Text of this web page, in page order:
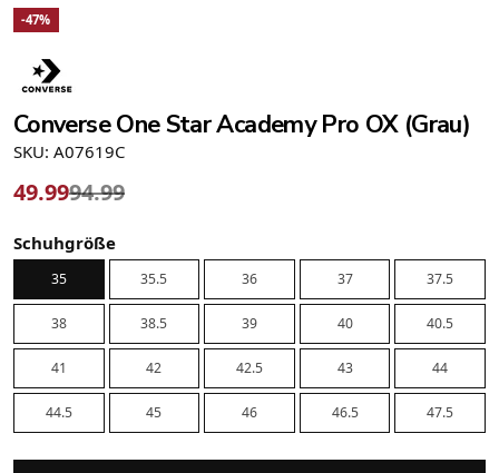
-47%
Converse One Star Academy Pro OX (Grau)
SKU: A07619C
49.9994.99
Schuhgröße
35 35.5 36 37 37.5
38 38.5 39 40 40.5
41 42 42.5 43 44
44.5 45 46 46.5 47.5